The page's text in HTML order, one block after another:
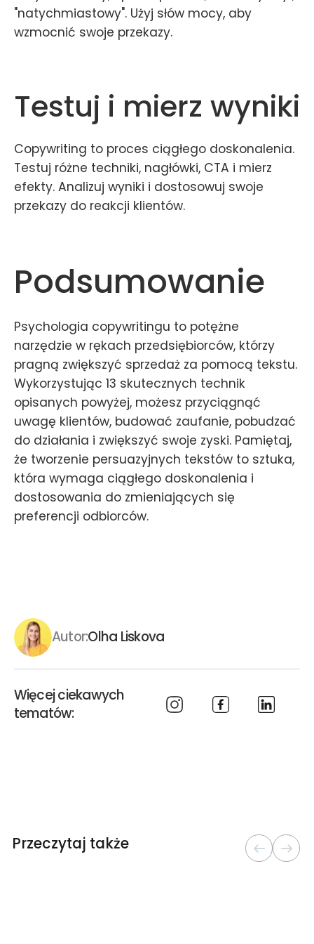
"natychmiastowy". Użyj słów mocy, aby
wzmocnić swoje przekazy.
Testuj i mierz wyniki
Copywriting to proces ciągłego doskonalenia.
Testuj różne techniki, nagłówki, CTA i mierz
efekty. Analizuj wyniki i dostosowuj swoje
przekazy do reakcji klientów.
Podsumowanie
Psychologia copywritingu to potężne
narzędzie w rękach przedsiębiorców, którzy
pragną zwiększyć sprzedaż za pomocą tekstu.
Wykorzystując 13 skutecznych technik
opisanych powyżej, możesz przyciągnąć
uwagę klientów, budować zaufanie, pobudzać
do działania i zwiększyć swoje zyski. Pamiętaj,
że tworzenie persuazyjnych tekstów to sztuka,
która wymaga ciągłego doskonalenia i
dostosowania do zmieniających się
preferencji odbiorców.
Autor:Olha Liskova
Więcej ciekawych
tematów:
Przeczytaj także